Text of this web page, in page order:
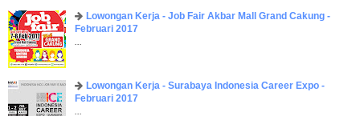
Lowongan Kerja - Job Fair ​Akbar ​Mall Grand Cakung -
Februari 2017
Lowongan Kerja - Surabaya Indonesia Career Expo -
Februari 2017